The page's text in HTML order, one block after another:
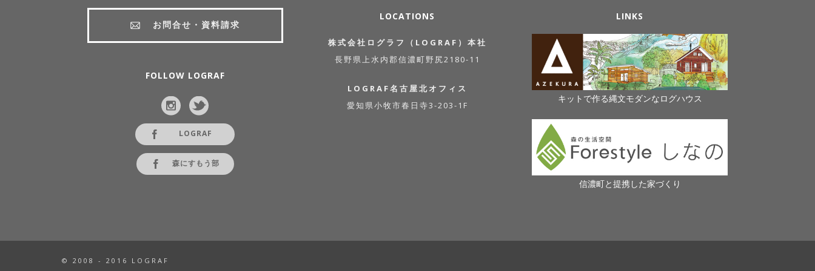
お問合せ・資料請求
FOLLOW LOGRAF
LOGRAF
森にすもう部
LOCATIONS
株式会社ログラフ（LOGRAF）本社
長野県上水内郡信濃町野尻2180-11
LOGRAF名古屋北オフィス
愛知県小牧市春日寺3-203-1F
LINKS
キットで作る縄文モダンなログハウス
信濃町と提携した家づくり
© 2008 - 2016 LOGRAF